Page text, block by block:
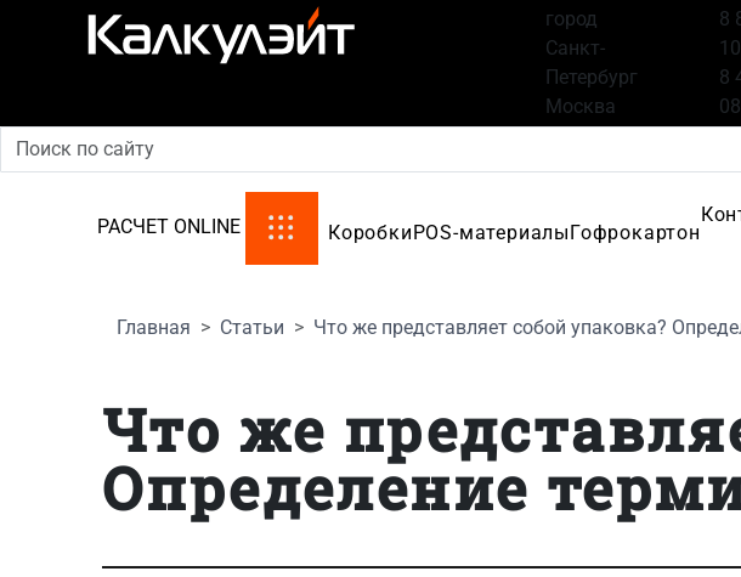
город
Санкт-
Петербург
Москва
8
10
8
08
РАСЧЕТ ONLINE КоробкиPOS-материалыГофрокартон
Главная Статьи Что же представляет собой упаковка?
Что же
Определение